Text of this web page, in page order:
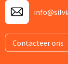
Contacteer ons